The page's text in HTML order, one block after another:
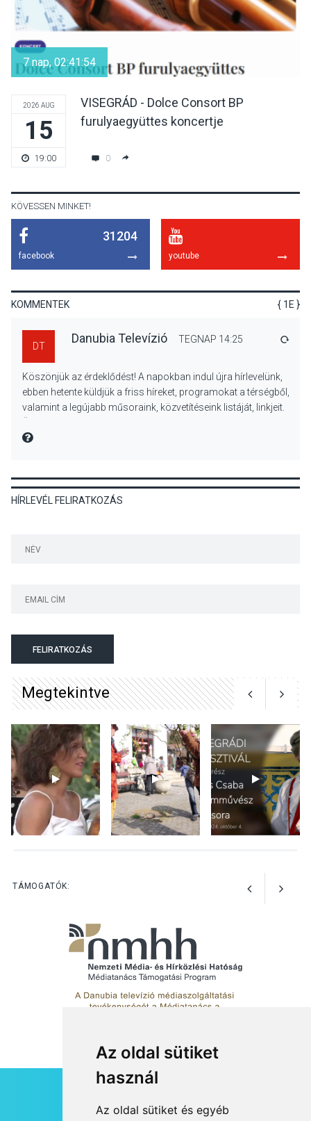
Az oldal sütiket
használ
Az oldal sütiket és egyéb
KULTÚRA 2026 AUG 07
Dunavirág Ünnep Verőcén –
két nap a Duna élővilágának
jegyében
TERMÉSZETI KÖRNYEZET
Mi a pszichológia, és miért
Különleges csillagles lesz
Tahitótfaluban a Bodor
KULTÚRA 2026 AUG 06
Színek, közösség és
lesz a pilismaróti Duna-
Különleges nyári élményt
kínálnak a szabadtéri
előadások a Skanzenben
KÖZÉLET 2026 AUG 05
7 nap, 02:41:54
2026 AUG
15
19:00
VISEGRÁD - Dolce Consort BP
furulyaegyüttes koncertje
0
KÖVESSEN MINKET!
31204
facebook youtube
KOMMENTEK { 1E }
DT
Danubia Televízió TEGNAP 14:25
Köszönjük az érdeklődést! A napokban indul újra hírlevelünk,
ebben hetente küldjük a friss híreket, programokat a térségből,
valamint a legújabb műsoraink, közvetítéseink listáját, linkjeit.
MIRE MONDTA
HÍRLEVÉL FELIRATKOZÁS
FELIRATKOZÁS
Megtekintve
TÁMOGATÓK:
HÍRLEVÉL